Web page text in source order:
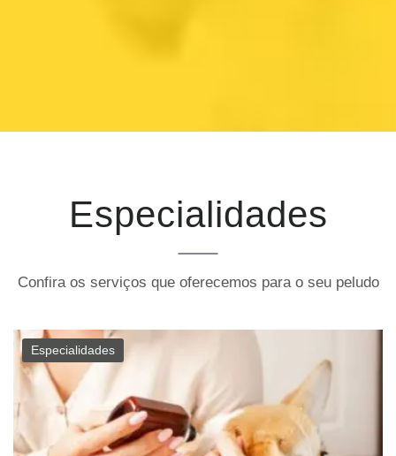
Especialidades
Confira os serviços que oferecemos para o seu peludo
Especialidades